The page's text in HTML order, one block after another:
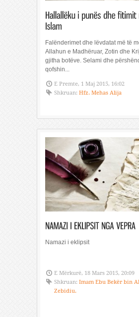
Falënderimet dhe lëvdatat më të
Allahun e Madhëruar, Zotin dhe
gjitha botëve. Selami dhe
qofshin...
E Premte, 1 Maj 2015, 16:02
Shkruan: Hfz. Mehas Alija
Namazi i eklipsit
E Mërkurë, 18 Mars 2015, 20:09
Shkruan: Imam Ebu Bekër bin
Zebidiu.